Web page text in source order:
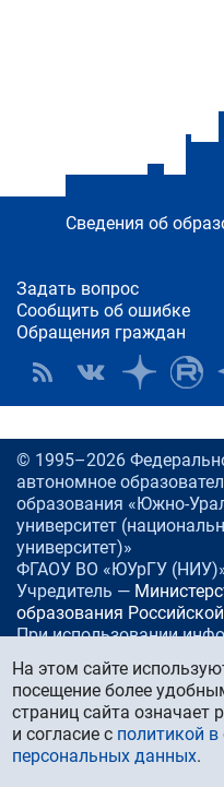
Сведения об
Задать вопрос
Сообщить об ошибке
Обращения граждан
© 1995–2026
автономное
образования «Южно-
университет
университет)»
ФГАОУ ВО «ЮУрГУ
Учредитель —
образования
При использовании
www.
susu.ru
Россия, 454080
Тел./факс:+7 (351) 267-
E-mail:info@susu.ru
Управление маркетинга,
На этом сайте
посещение более
страниц сайта означает
и согласие с политикой
персональных данных.